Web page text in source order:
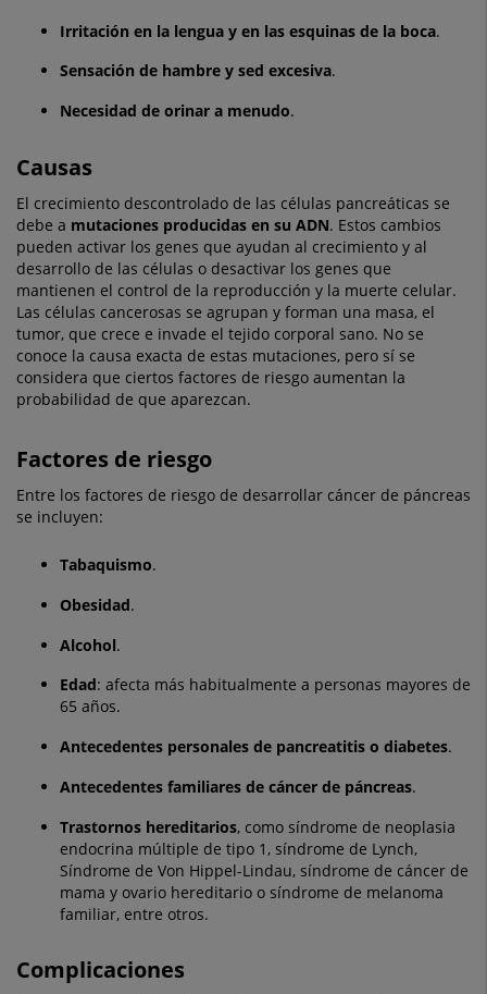
Irritación en la lengua y en las esquinas de la boca.
Sensación de hambre y sed excesiva.
Necesidad de orinar a menudo.
Causas
El crecimiento descontrolado de las células pancreáticas se
debe a mutaciones producidas en su ADN. Estos cambios
pueden activar los genes que ayudan al crecimiento y al
desarrollo de las células o desactivar los genes que
mantienen el control de la reproducción y la muerte celular.
Las células cancerosas se agrupan y forman una masa, el
tumor, que crece e invade el tejido corporal sano. No se
conoce la causa exacta de estas mutaciones, pero sí se
considera que ciertos factores de riesgo aumentan la
probabilidad de que aparezcan.
Factores de riesgo
Entre los factores de riesgo de desarrollar cáncer de páncreas
se incluyen:
Tabaquismo.
Obesidad.
Alcohol.
Edad: afecta más habitualmente a personas mayores de
65 años.
Antecedentes personales de pancreatitis o diabetes.
Antecedentes familiares de cáncer de páncreas.
Trastornos hereditarios, como síndrome de neoplasia
endocrina múltiple de tipo 1, síndrome de Lynch,
Síndrome de Von Hippel-Lindau, síndrome de cáncer de
mama y ovario hereditario o síndrome de melanoma
familiar, entre otros.
Complicaciones